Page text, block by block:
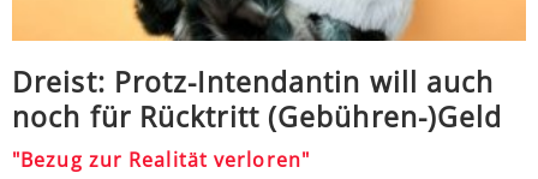
Dreist: Protz-Intendantin will auch
noch für Rücktritt (Gebühren-)Geld
"Bezug zur Realität verloren"